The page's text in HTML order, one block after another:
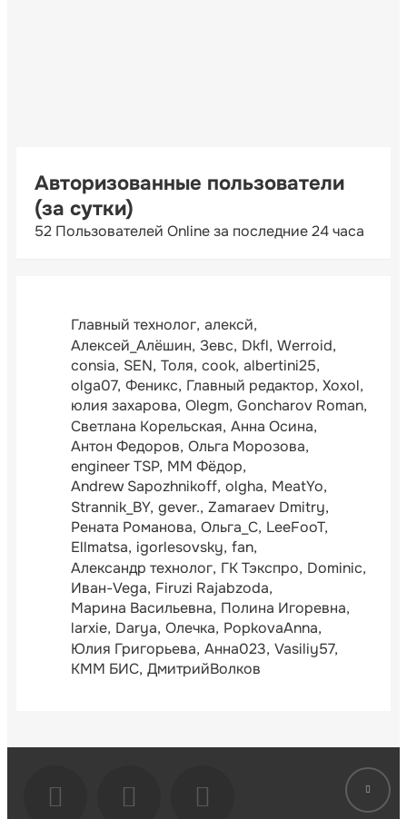
Авторизованные пользователи
(за сутки)
52 Пользователей Online за последние 24 часа
Главный технолог алексй
Алексей_Алёшин Зевс Dkfl Werroid
consia SEN Толя cook albertini25
olga07 Феникс Главный редактор Xoxol
юлия захарова Olegm Goncharov Roman
Светлана Корельская Анна Осина
Антон Федоров Ольга Морозова
engineer TSP ММ Фёдор
Andrew Sapozhnikoff olgha MeatYo
Strannik_BY gever. Zamaraev Dmitry
Рената Романова Ольга_С LeeFooT
Ellmatsa igorlesovsky fan
Александр технолог ГК Тэкспро Dominic
Иван-Vega Firuzi Rajabzoda
Марина Васильевна Полина Игоревна
larxie Darya Олечка PopkovaAnna
Юлия Григорьева Анна023 Vasiliy57
КММ БИС ДмитрийВолков